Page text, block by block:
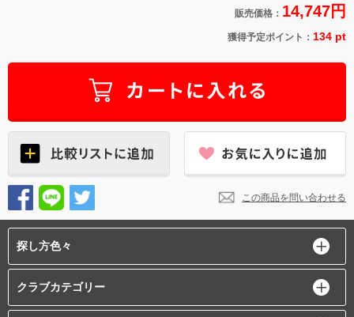
販売価格： 14,747円
獲得予定ポイント： 134 pt
この商品を問い合わせる
探し方色々
クラブカテゴリー